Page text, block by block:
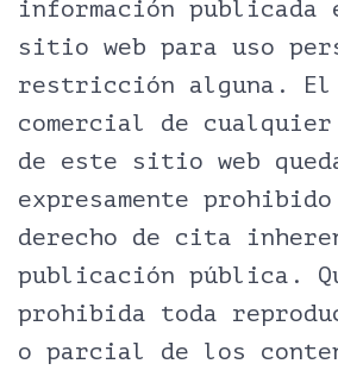
información publicada
sitio web para uso
restricción alguna. El
comercial de
de este sitio web
expresamente
derecho de cita
publicación pública.
prohibida toda
o parcial de los